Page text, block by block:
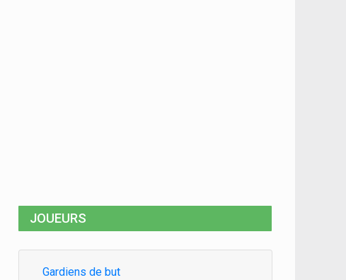
JOUEURS
Gardiens de but